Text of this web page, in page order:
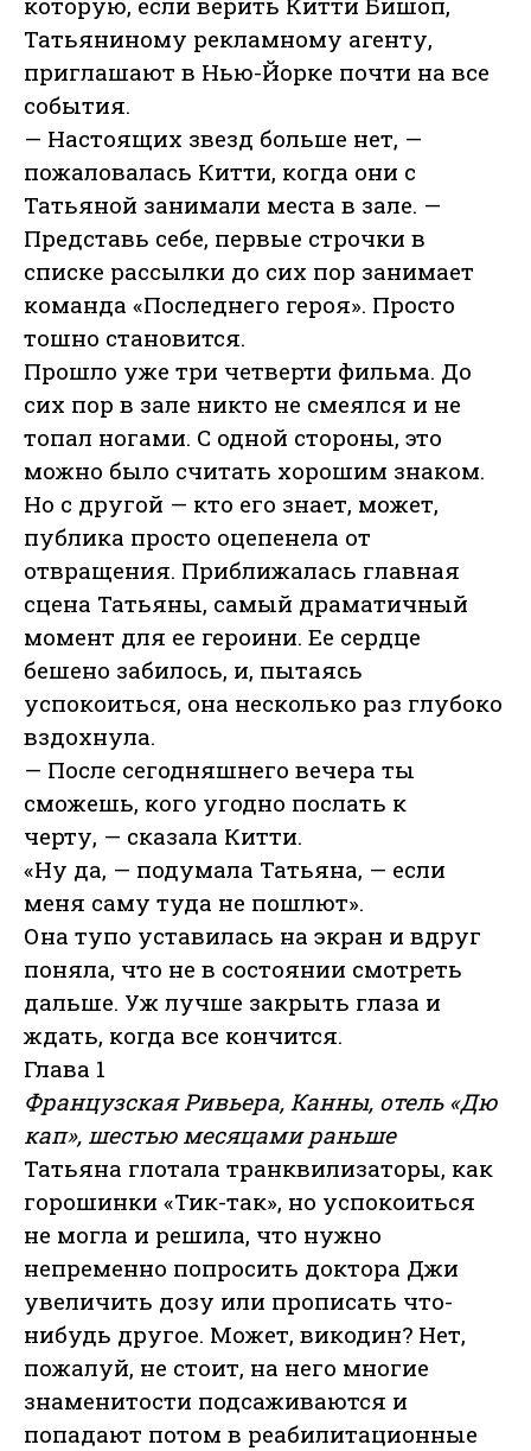
Татьяниному рекламному агенту,
приглашают в Нью-Йорке почти на все
события.
— Настоящих звезд больше нет, —
пожаловалась Китти, когда они с
Татьяной занимали места в зале. —
Представь себе, первые строчки в
списке рассылки до сих пор занимает
команда «Последнего героя». Просто
тошно становится.
Прошло уже три четверти фильма. До
сих пор в зале никто не смеялся и не
топал ногами. С одной стороны, это
можно было считать хорошим знаком.
Но с другой — кто его знает, может,
публика просто оцепенела от
отвращения. Приближалась главная
сцена Татьяны, самый драматичный
момент для ее героини. Ее сердце
бешено забилось, и, пытаясь
успокоиться, она несколько раз глубоко
вздохнула.
— После сегодняшнего вечера ты
сможешь, кого угодно послать к
черту, — сказала Китти.
«Ну да, — подумала Татьяна, — если
меня саму туда не пошлют».
Она тупо уставилась на экран и вдруг
поняла, что не в состоянии смотреть
дальше. Уж лучше закрыть глаза и
ждать, когда все кончится.
Глава 1
Французская Ривьера, Канны, отель «Дю
кап», шестью месяцами раньше
Татьяна глотала транквилизаторы, как
горошинки «Тик-так», но успокоиться
не могла и решила, что нужно
непременно попросить доктора Джи
увеличить дозу или прописать что-
нибудь другое. Может, викодин? Нет,
пожалуй, не стоит, на него многие
знаменитости подсаживаются и
попадают потом в реабилитационные